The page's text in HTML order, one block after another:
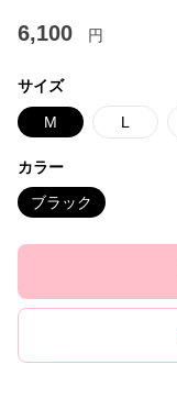
6,100 円
サイズ
M L
カラー
ブラック